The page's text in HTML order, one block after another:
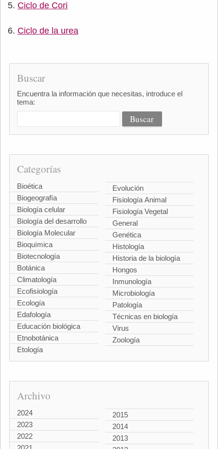
Ciclo de Cori
Ciclo de la urea
Buscar
Encuentra la información que necesitas, introduce el
tema:
Categorías
Bioética
Biogeografía
Biología celular
Biología del desarrollo
Biología Molecular
Bioquímica
Biotecnología
Botánica
Climatología
Ecofisiología
Ecología
Edafología
Educación biológica
Etnobotánica
Etología
Evolución
Fisiología Animal
Fisiología Vegetal
General
Genética
Histología
Historia de la biología
Hongos
Inmunología
Microbiología
Patología
Técnicas en biología
Virus
Zoología
Archivo
2024
2023
2022
2015
2014
2013